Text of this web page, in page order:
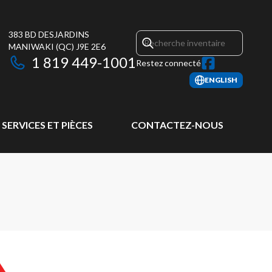
383 BD DESJARDINS
MANIWAKI (QC) J9E 2E6
1 819 449-1001Restez connecté
ENGLISH
SERVICES ET PIÈCES CONTACTEZ-NOUS